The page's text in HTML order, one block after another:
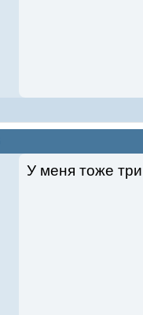
У меня тоже